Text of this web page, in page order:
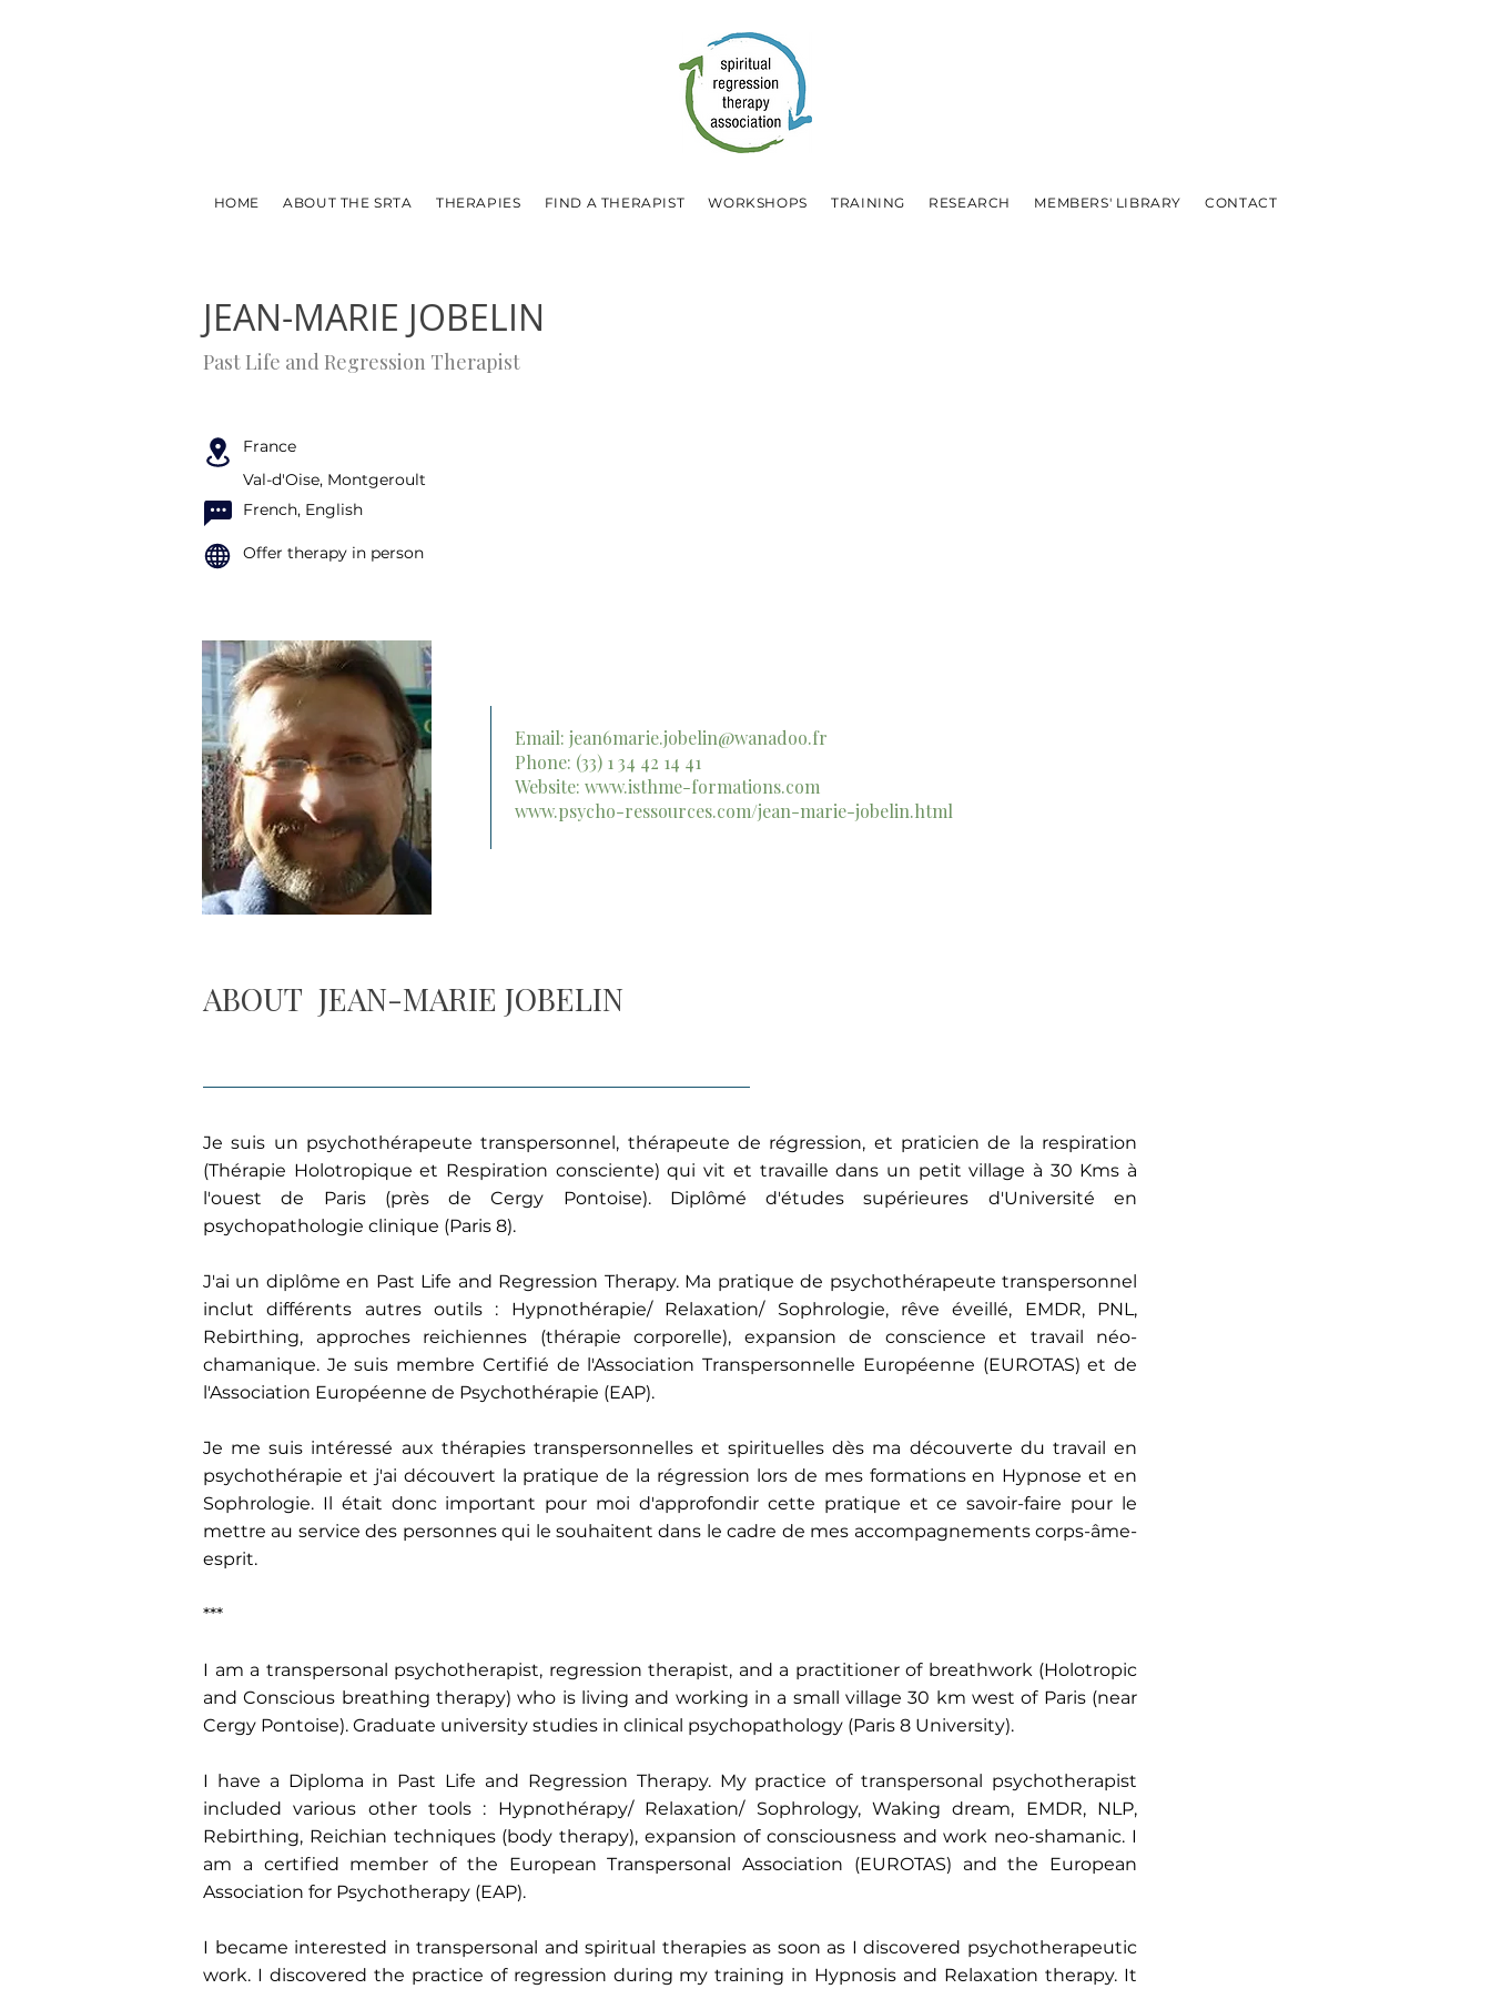
HOME ABOUT THE SRTA THERAPIES FIND A THERAPIST WORKSHOPS TRAINING RESEARCH MEMBERS' LIBRARY CONTACT
JEAN-MARIE JOBELIN
Past Life and Regression Therapist
France
Val-d'Oise, Montgeroult
French, English
Offer therapy in person
Email: jean6marie.jobelin@wanadoo.fr
Phone: (33) 1 34 42 14 41
Website: www.isthme-formations.com
www.psycho-ressources.com/jean-marie-jobelin.html
ABOUT JEAN-MARIE JOBELIN
Je suis un psychothérapeute transpersonnel, thérapeute de régression, et praticien de la respiration
(Thérapie Holotropique et Respiration consciente) qui vit et travaille dans un petit village à 30 Kms à
l'ouest de Paris (près de Cergy Pontoise). Diplômé d'études supérieures d'Université en
psychopathologie clinique (Paris 8).
J'ai un diplôme en Past Life and Regression Therapy. Ma pratique de psychothérapeute transpersonnel
inclut différents autres outils : Hypnothérapie/ Relaxation/ Sophrologie, rêve éveillé, EMDR, PNL,
Rebirthing, approches reichiennes (thérapie corporelle), expansion de conscience et travail néo-
chamanique. Je suis membre Certifié de l'Association Transpersonnelle Européenne (EUROTAS) et de
l'Association Européenne de Psychothérapie (EAP).
Je me suis intéressé aux thérapies transpersonnelles et spirituelles dès ma découverte du travail en
psychothérapie et j'ai découvert la pratique de la régression lors de mes formations en Hypnose et en
Sophrologie. Il était donc important pour moi d'approfondir cette pratique et ce savoir-faire pour le
mettre au service des personnes qui le souhaitent dans le cadre de mes accompagnements corps-âme-
esprit.
***
I am a transpersonal psychotherapist, regression therapist, and a practitioner of breathwork (Holotropic
and Conscious breathing therapy) who is living and working in a small village 30 km west of Paris (near
Cergy Pontoise). Graduate university studies in clinical psychopathology (Paris 8 University).
I have a Diploma in Past Life and Regression Therapy. My practice of transpersonal psychotherapist
included various other tools : Hypnothérapy/ Relaxation/ Sophrology, Waking dream, EMDR, NLP,
Rebirthing, Reichian techniques (body therapy), expansion of consciousness and work neo-shamanic. I
am a certified member of the European Transpersonal Association (EUROTAS) and the European
Association for Psychotherapy (EAP).
I became interested in transpersonal and spiritual therapies as soon as I discovered psychotherapeutic
work. I discovered the practice of regression during my training in Hypnosis and Relaxation therapy. It